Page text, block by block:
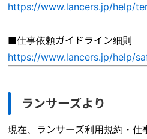
https://www.lancers.jp/help/
■仕事依頼ガイドライン細則
https://www.lancers.jp/help/
ランサーズより
現在、ランサーズ利用規約・仕